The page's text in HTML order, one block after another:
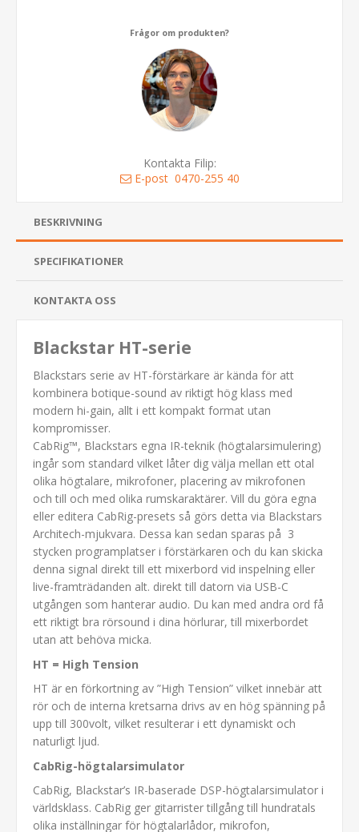
Frågor om produkten?
Kontakta Filip:
E-post 0470-255 40
BESKRIVNING
SPECIFIKATIONER
KONTAKTA OSS
Blackstar HT-serie
Blackstars serie av HT-förstärkare är kända för att
kombinera botique-sound av riktigt hög klass med
modern hi-gain, allt i ett kompakt format utan
kompromisser.
CabRig™, Blackstars egna IR-teknik (högtalarsimulering)
ingår som standard vilket låter dig välja mellan ett otal
olika högtalare, mikrofoner, placering av mikrofonen
och till och med olika rumskaraktärer. Vill du göra egna
eller editera CabRig-presets så görs detta via Blackstars
Architech-mjukvara. Dessa kan sedan sparas på 3
stycken programplatser i förstärkaren och du kan skicka
denna signal direkt till ett mixerbord vid inspelning eller
live-framträdanden alt. direkt till datorn via USB-C
utgången som hanterar audio. Du kan med andra ord få
ett riktigt bra rörsound i dina hörlurar, till mixerbordet
utan att behöva micka.
HT = High Tension
HT är en förkortning av ”High Tension” vilket innebär att
rör och de interna kretsarna drivs av en hög spänning på
upp till 300volt, vilket resulterar i ett dynamiskt och
naturligt ljud.
CabRig-högtalarsimulator
CabRig, Blackstar’s IR-baserade DSP-högtalarsimulator i
världsklass. CabRig ger gitarrister tillgång till hundratals
olika inställningar för högtalarlådor, mikrofon,